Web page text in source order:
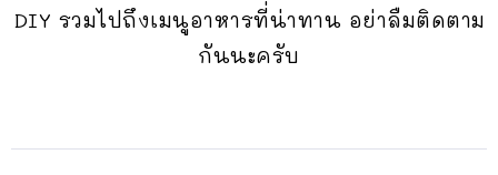
DIY รวมไปถึงเมนูอาหารที่น่าทาน อย่าลืมติดตาม
กันนะครับ